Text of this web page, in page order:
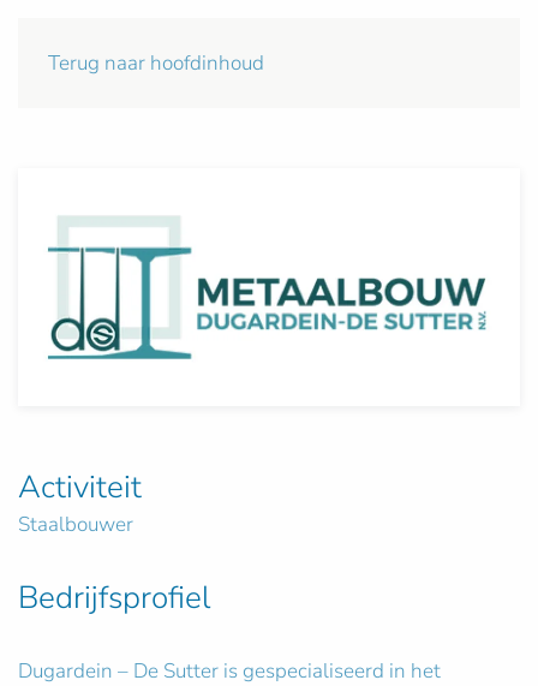
Terug naar hoofdinhoud
Activiteit
Staalbouwer
Bedrijfsprofiel
Dugardein – De Sutter is gespecialiseerd in het